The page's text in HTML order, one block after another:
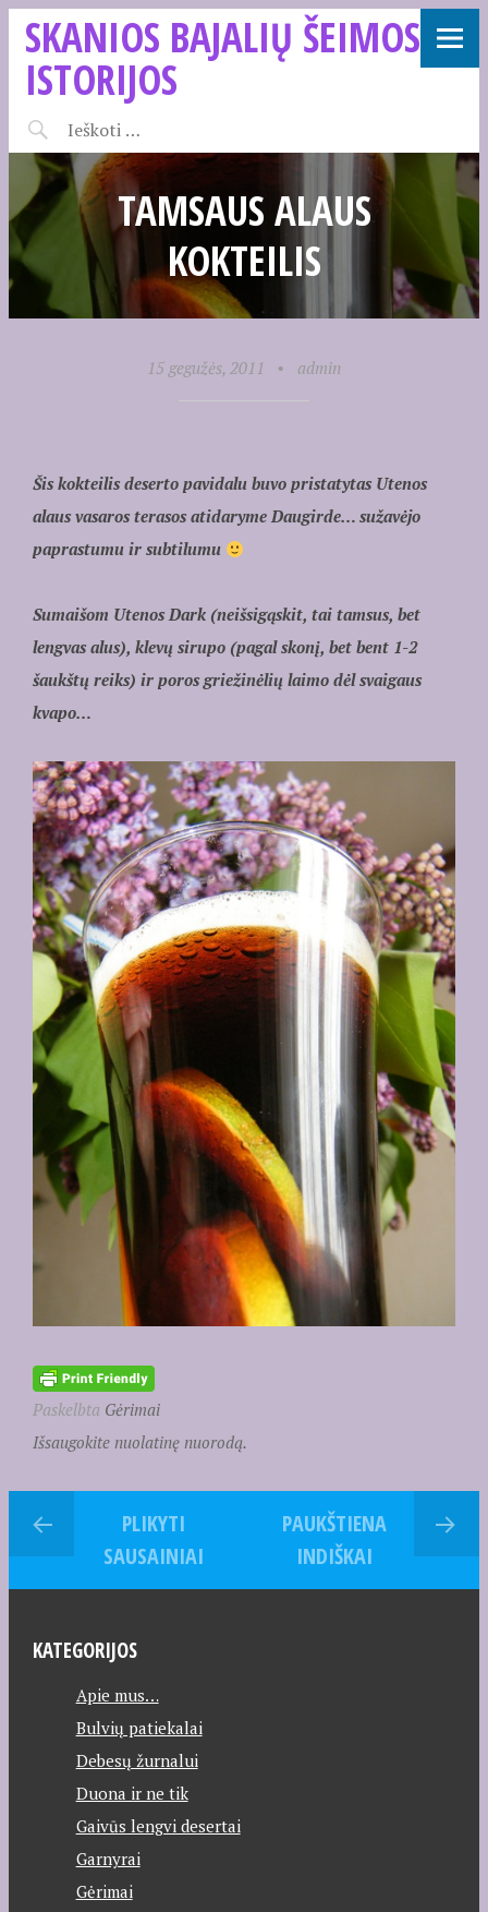
SKANIOS BAJALIŲ ŠEIMOS
ISTORIJOS
TAMSAUS ALAUS
KOKTEILIS
15 gegužės, 2011 • admin
Šis kokteilis deserto pavidalu buvo pristatytas Utenos
alaus vasaros terasos atidaryme Daugirde… sužavėjo
paprastumu ir subtilumu
Sumaišom Utenos Dark (neišsigąskit, tai tamsus, bet
lengvas alus), klevų sirupo (pagal skonį, bet bent 1-2
šaukštų reiks) ir poros griežinėlių laimo dėl svaigaus
kvapo…
Paskelbta Gėrimai
Išsaugokite nuolatinę nuorodą.
PLIKYTI
SAUSAINIAI
PAUKŠTIENA
INDIŠKAI
KATEGORIJOS
Apie mus…
Bulvių patiekalai
Debesų žurnalui
Duona ir ne tik
Gaivūs lengvi desertai
Garnyrai
Gėrimai